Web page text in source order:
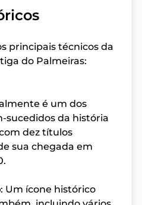
principais técnicos da
do Palmeiras:
é um dos
sucedidos da história
dez títulos
sua chegada em
: Um ícone histórico